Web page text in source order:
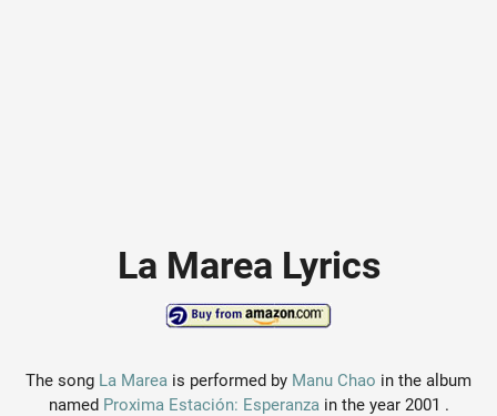
La Marea Lyrics
The song La Marea is performed by Manu Chao in the album
named Proxima Estación: Esperanzain the year 2001 .